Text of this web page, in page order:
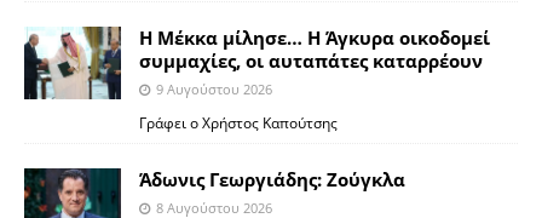
Η Μέκκα μίλησε… Η Άγκυρα οικοδομεί
συμμαχίες, οι αυταπάτες καταρρέουν
9 Αυγούστου 2026
Γράφει ο Χρήστος Καπούτσης
Άδωνις Γεωργιάδης: Ζούγκλα
8 Αυγούστου 2026